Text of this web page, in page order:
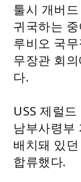
툴시 개버
귀국하는
루비오 국
무장관 회
다.
USS 제럴
남부사령부
배치돼 있
합류했다.